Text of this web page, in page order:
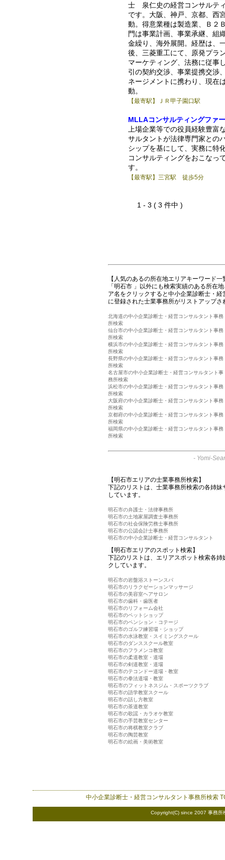
士 泉仁史の経営コンサルテ
です。大阪、神戸、京都、西
動。得意業種は製造業、Ｂ２
門は事業計画、事業承継、組
金繰り、海外展開。経歴は、
後、三菱重工にて、原発プラ
マーケティング、法務に従事
引の契約交渉、事業提携交渉
ネージメントに携わり、現在
動。
【最寄駅】ＪＲ甲子園口駅
MLLAコンサルティングファ
上場企業等での役員経験豊富
サルタントが法律専門家との
シップを基にして、実務に特
コンサルティングをおこなっ
す。
【最寄駅】三宮駅 徒歩5分
1 - 3 ( 3 件中 )
【人気のあるの所在地エリアキーワード一
「明石市 」以外にも検索実績のある所在
ア名をクリックすると中小企業診断士・
に登録された士業事務所がリストアップさ
北海道の中小企業診断士・経営コンサルタント事務
所検索
仙台市の中小企業診断士・経営コンサルタント事務
所検索
横浜市の中小企業診断士・経営コンサルタント事務
所検索
長野県の中小企業診断士・経営コンサルタント事務
所検索
名古屋市の中小企業診断士・経営コンサルタント事
務所検索
浜松市の中小企業診断士・経営コンサルタント事務
所検索
大阪府の中小企業診断士・経営コンサルタント事務
所検索
京都府の中小企業診断士・経営コンサルタント事務
所検索
福岡県の中小企業診断士・経営コンサルタント事務
所検索
- Yomi-
【明石市エリアの士業事務所検索】
下記のリストは、士業事務所検索の各姉
しています。
明石市の弁護士・法律事務所
明石市の土地家屋調査士事務所
明石市の社会保険労務士事務所
明石市の公認会計士事務所
明石市の中小企業診断士・経営コンサルタント
【明石市エリアのスポット検索】
下記のリストは、エリアスポット検索各
クしています。
明石市の岩盤浴ストーンスパ
明石市のリラクゼーションマッサージ
明石市の美容室ヘアサロン
明石市の歯科・歯医者
明石市のリフォーム会社
明石市のペットショップ
明石市のペンション・コテージ
明石市のゴルフ練習場・ショップ
明石市の水泳教室・スイミングスクール
明石市のダンススクール教室
明石市のフラメンコ教室
明石市の柔道教室・道場
明石市の剣道教室・道場
明石市のテコンドー道場・教室
明石市の拳法道場・教室
明石市のフィットネスジム・スポーツクラブ
明石市の語学教室スクール
明石市の話し方教室
明石市の茶道教室
明石市の歌謡・カラオケ教室
明石市の手芸教室センター
明石市の将棋教室クラブ
明石市の陶芸教室
明石市の絵画・美術教室
中小企業診断士・経営コンサルタント事務所検索
Copyright(C) since 2007 事務所